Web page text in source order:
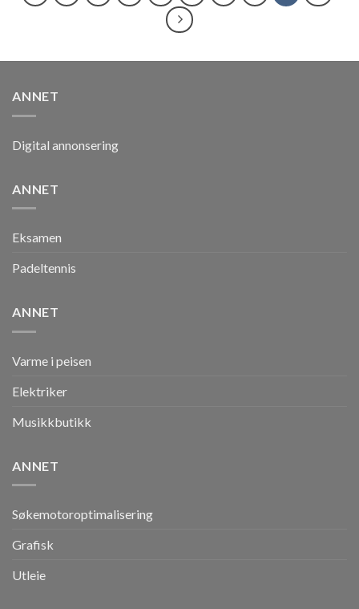
ANNET
Digital annonsering
ANNET
Eksamen
Padeltennis
ANNET
Varme i peisen
Elektriker
Musikkbutikk
ANNET
Søkemotoroptimalisering
Grafisk
Utleie